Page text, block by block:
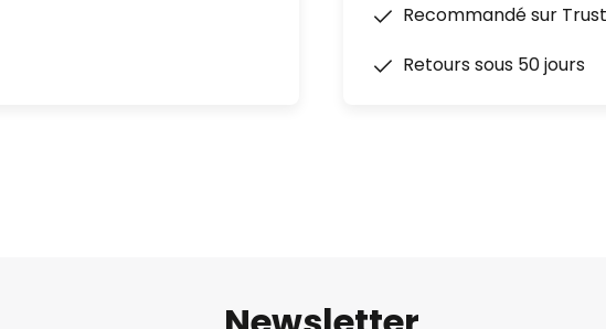
Recommandé sur
Retours sous 50 jours